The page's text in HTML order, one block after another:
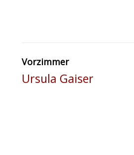
Vorzimmer
Ursula Gaiser